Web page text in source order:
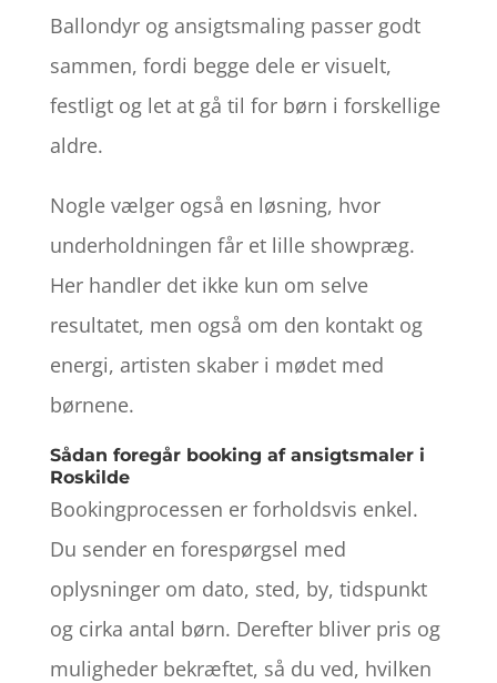
Ballondyr og ansigtsmaling passer godt
sammen, fordi begge dele er visuelt,
festligt og let at gå til for børn i forskellige
aldre.
Nogle vælger også en løsning, hvor
underholdningen får et lille showpræg.
Her handler det ikke kun om selve
resultatet, men også om den kontakt og
energi, artisten skaber i mødet med
børnene.
Sådan foregår booking af ansigtsmaler i
Roskilde
Bookingprocessen er forholdsvis enkel.
Du sender en forespørgsel med
oplysninger om dato, sted, by, tidspunkt
og cirka antal børn. Derefter bliver pris og
muligheder bekræftet, så du ved, hvilken